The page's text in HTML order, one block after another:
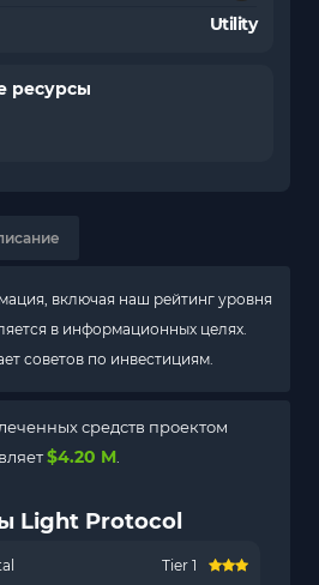
Utility
ресурсы
включая наш рейтинг уровня
в информационных целях.
советов по инвестициям.
средств проектом
$4.20 M.
Light Protocol
Tier 1